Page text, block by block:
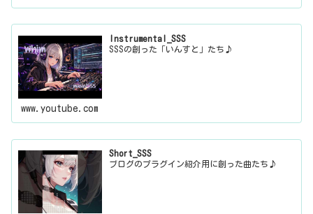
Instrumental_SSS
SSSの創った「いんすと」たち♪
www.youtube.com
Short_SSS
ブログのプラグイン紹介用に創った曲たち♪